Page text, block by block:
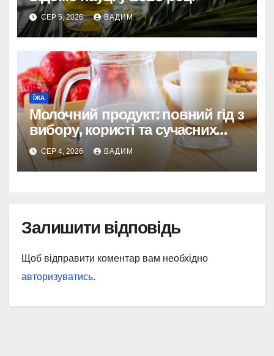
СЕР 5, 2026 ВАДИМ
ЇЖА
Молочний продукт: повний гід з
вибору, користі та сучасних
реалій
СЕР 4, 2026 ВАДИМ
Залишити відповідь
Щоб відправити коментар вам необхідно
авторизуватись.